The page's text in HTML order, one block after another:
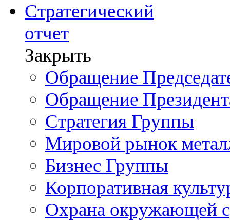
Стратегический
отчет
Закрыть
Обращение
Обращение
Стратегия Группы
Мировой рынок
Бизнес Группы
Корпоративная
Охрана окружающей